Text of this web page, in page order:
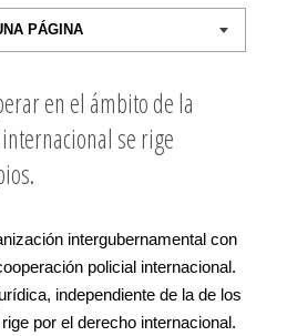
en el ámbito de la
se rige
intergubernamental con
policial internacional.
independiente de la de los
por el derecho internacional.